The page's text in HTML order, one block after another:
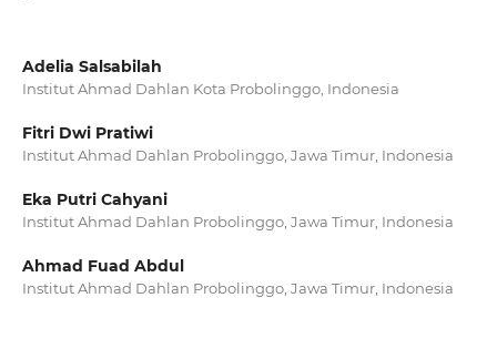
Adelia Salsabilah
Institut Ahmad Dahlan Kota Probolinggo, Indonesia
Fitri Dwi Pratiwi
Institut Ahmad Dahlan Probolinggo, Jawa Timur, Indonesia
Eka Putri Cahyani
Institut Ahmad Dahlan Probolinggo, Jawa Timur, Indonesia
Ahmad Fuad Abdul
Institut Ahmad Dahlan Probolinggo, Jawa Timur, Indonesia